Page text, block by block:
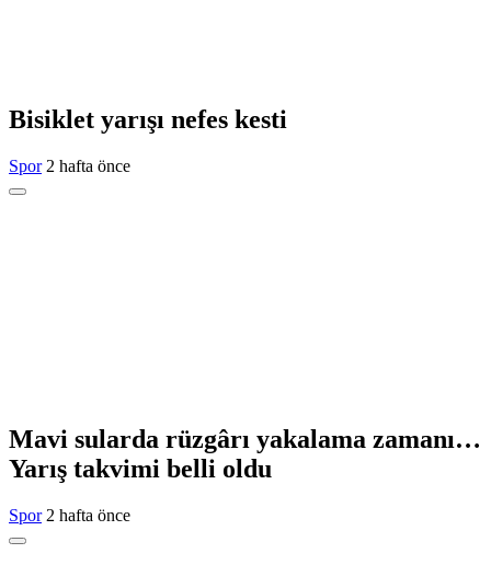
Bisiklet yarışı nefes kesti
Spor 2 hafta önce
Mavi sularda rüzgârı yakalama zamanı…
Yarış takvimi belli oldu
Spor 2 hafta önce